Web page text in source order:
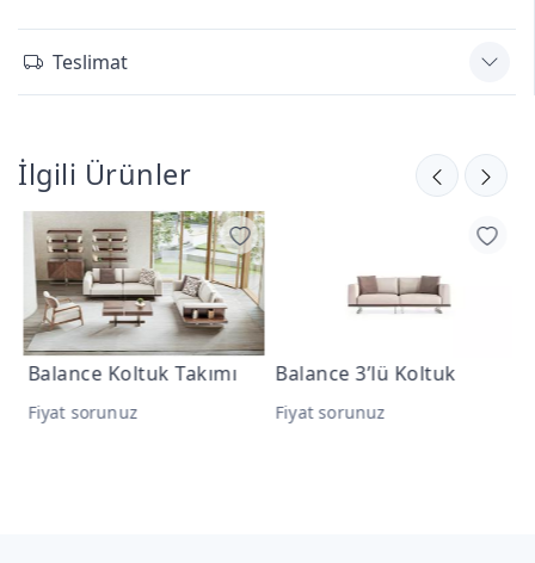
Teslimat
İlgili Ürünler
Balance Koltuk Takımı
Fiyat sorunuz
Balance 3’lü Koltuk
Fiyat sorunuz